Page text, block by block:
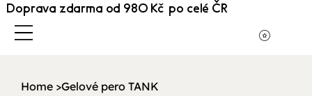
Doprava zdarma od 980 Kč po celé ČR
Home >Gelové pero TANK